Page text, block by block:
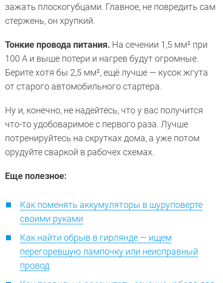
зажать плоскогубцами. Главное, не повредить сам
стержень, он хрупкий.
Тонкие провода питания. На сечении 1,5 мм² при
100 А и выше потери и нагрев будут огромные.
Берите хотя бы 2,5 мм², ещё лучше — кусок жгута
от старого автомобильного стартера.
Ну и, конечно, не надейтесь, что у вас получится
что-то удобоваримое с первого раза. Лучше
потренируйтесь на скрутках дома, а уже потом
орудуйте сваркой в рабочех схемах.
Еще полезное:
Как поменять аккумуляторы в шуруповерте
своими руками
Как найти обрыв в гирлянде — ищем
перегоревшую лампочку или неисправный
провод